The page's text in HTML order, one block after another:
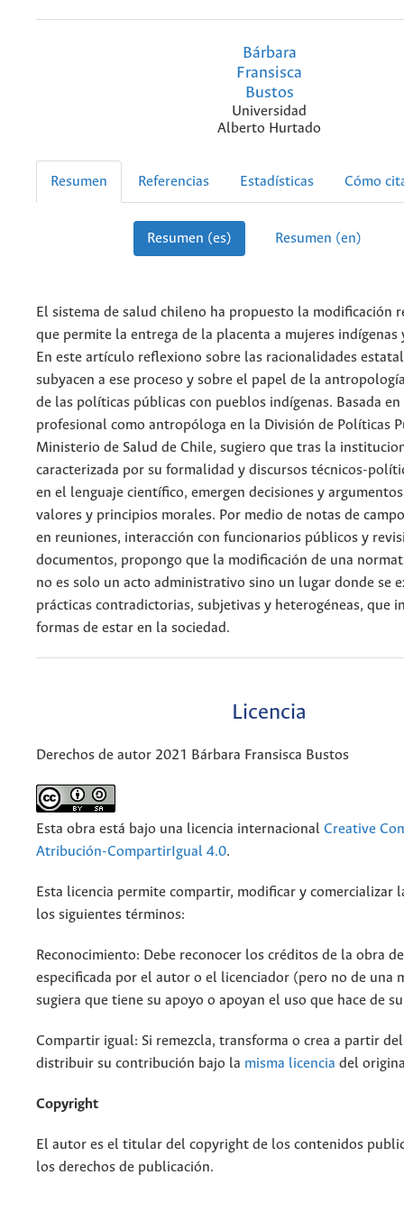
Bárbara
Fransisca
Bustos
Universidad
Alberto Hurtado
Resumen Referencias Estadísticas Cómo
Resumen (es) Resumen (en)
El sistema de salud chileno ha propuesto la modificación
que permite la entrega de la placenta a mujeres indígenas
En este artículo reflexiono sobre las racionalidades
subyacen a ese proceso y sobre el papel de la
de las políticas públicas con pueblos indígenas. Basada
profesional como antropóloga en la División de Políticas
Ministerio de Salud de Chile, sugiero que tras la
caracterizada por su formalidad y discursos técnicos-
en el lenguaje científico, emergen decisiones y
valores y principios morales. Por medio de notas de
en reuniones, interacción con funcionarios públicos y
documentos, propongo que la modificación de una
no es solo un acto administrativo sino un lugar donde se
prácticas contradictorias, subjetivas y heterogéneas, que
formas de estar en la sociedad.
Licencia
Derechos de autor 2021 Bárbara Fransisca Bustos
Esta obra está bajo una licencia internacional Creative
Atribución-CompartirIgual 4.0.
Esta licencia permite compartir, modificar y comercializar
los siguientes términos:
Reconocimiento: Debe reconocer los créditos de la obra
especificada por el autor o el licenciador (pero no de una
sugiera que tiene su apoyo o apoyan el uso que hace de
Compartir igual: Si remezcla, transforma o crea a partir
distribuir su contribución bajo la misma licencia del
Copyright
El autor es el titular del copyright de los contenidos
los derechos de publicación.